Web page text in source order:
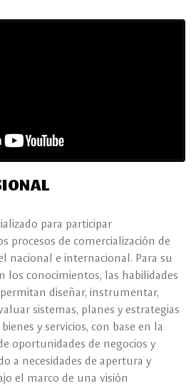
para participar
procesos de comercialización de
nacional e internacional. Para su
los conocimientos, las habilidades
diseñar, instrumentar,
sistemas, planes y estrategias
y servicios, con base en la
oportunidades de negocios y
a necesidades de apertura y
el marco de una visión